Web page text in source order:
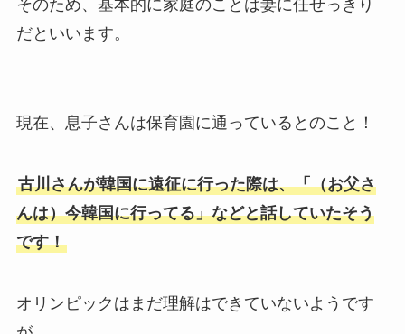
そのため、基本的に家庭のことは妻に任せっきり
だといいます。
現在、息子さんは保育園に通っているとのこと！
古川さんが韓国に遠征に行った際は、「（お父さ
んは）今韓国に行ってる」などと話していたそう
です！
オリンピックはまだ理解はできていないようです